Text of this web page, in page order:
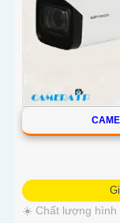
☀️ Chất lượng hình